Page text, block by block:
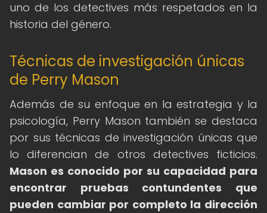
uno de los detectives más respetados en la
historia del género.
Técnicas de investigación únicas
de Perry Mason
Además de su enfoque en la estrategia y la
psicología, Perry Mason también se destaca
por sus técnicas de investigación únicas que
lo diferencian de otros detectives ficticios.
Mason es conocido por su capacidad para
encontrar pruebas contundentes que
pueden cambiar por completo la dirección